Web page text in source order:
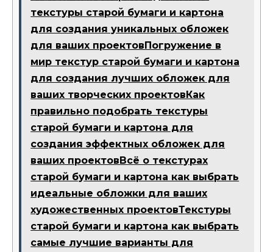
текстуры старой бумаги и картона
для создания уникальных обложек
для ваших проектовПогружение в
мир текстур старой бумаги и картона
для создания лучших обложек для
ваших творческих проектовКак
правильно подобрать текстуры
старой бумаги и картона для
создания эффектных обложек для
ваших проектовВсё о текстурах
старой бумаги и картона как выбрать
идеальные обложки для ваших
художественных проектовТекстуры
старой бумаги и картона как выбрать
самые лучшие варианты для